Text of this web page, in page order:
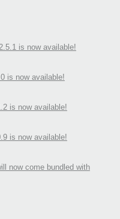
is now available!
is now available!
is now available!
is now available!
now come bundled with